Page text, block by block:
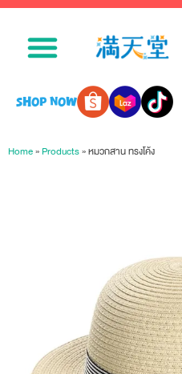
SHOP NOW
Home»Products»หมวกสาน ทรงโค้ง